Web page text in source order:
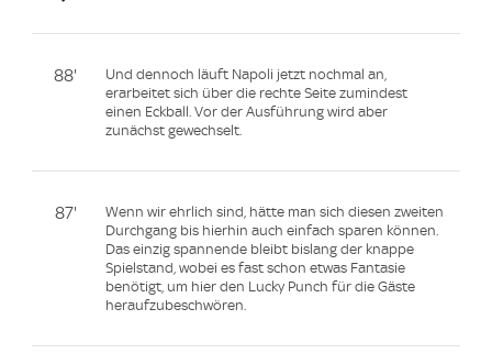
88'
Und dennoch läuft Napoli jetzt nochmal an,
erarbeitet sich über die rechte Seite zumindest
einen Eckball. Vor der Ausführung wird aber
zunächst gewechselt.
87'
Wenn wir ehrlich sind, hätte man sich diesen zweiten
Durchgang bis hierhin auch einfach sparen können.
Das einzig spannende bleibt bislang der knappe
Spielstand, wobei es fast schon etwas Fantasie
benötigt, um hier den Lucky Punch für die Gäste
heraufzubeschwören.